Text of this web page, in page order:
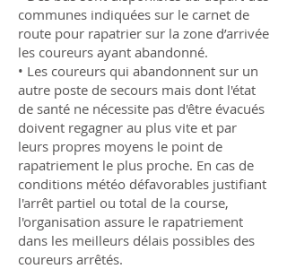
communes indiquées sur le carnet de
route pour rapatrier sur la zone d’arrivée
les coureurs ayant abandonné.
• Les coureurs qui abandonnent sur un
autre poste de secours mais dont l'état
de santé ne nécessite pas d'être évacués
doivent regagner au plus vite et par
leurs propres moyens le point de
rapatriement le plus proche. En cas de
conditions météo défavorables justifiant
l'arrêt partiel ou total de la course,
l'organisation assure le rapatriement
dans les meilleurs délais possibles des
coureurs arrêtés.